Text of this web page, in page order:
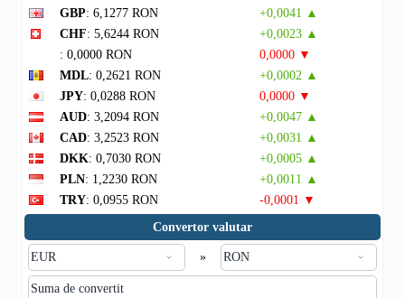
GBP: 6,1277 RON
+0,0041 ▲
CHF: 5,6244 RON
+0,0023 ▲
: 0,0000 RON
0,0000 ▼
MDL: 0,2621 RON
+0,0002 ▲
JPY: 0,0288 RON
0,0000 ▼
AUD: 3,2094 RON
+0,0047 ▲
CAD: 3,2523 RON
+0,0031 ▲
DKK: 0,7030 RON
+0,0005 ▲
PLN: 1,2230 RON
+0,0011 ▲
TRY: 0,0955 RON
-0,0001 ▼
Convertor valutar
»